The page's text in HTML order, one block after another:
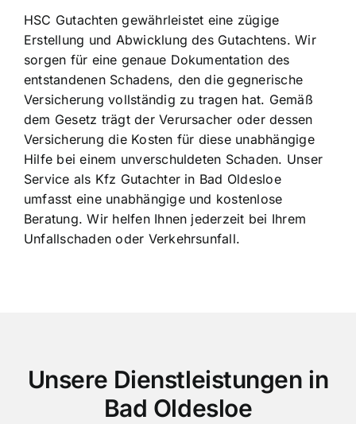
HSC Gutachten gewährleistet eine zügige
Erstellung und Abwicklung des Gutachtens. Wir
sorgen für eine genaue Dokumentation des
entstandenen Schadens, den die gegnerische
Versicherung vollständig zu tragen hat. Gemäß
dem Gesetz trägt der Verursacher oder dessen
Versicherung die Kosten für diese unabhängige
Hilfe bei einem unverschuldeten Schaden. Unser
Service als Kfz Gutachter in Bad Oldesloe
umfasst eine unabhängige und kostenlose
Beratung. Wir helfen Ihnen jederzeit bei Ihrem
Unfallschaden oder Verkehrsunfall.
Unsere Dienstleistungen in
Bad Oldesloe